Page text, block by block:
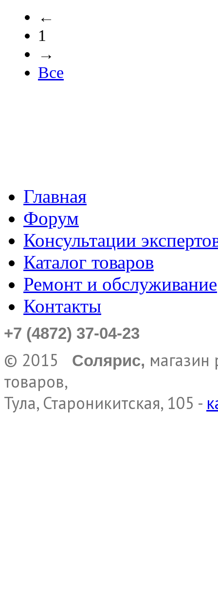
←
1
→
Все
Главная
Форум
Консультации
Каталог товаров
Ремонт и обслуживание
Контакты
+7 (4872) 37-04-23
© 2015 Солярис, магазин
товаров,
Тула, Староникитская, 105 -